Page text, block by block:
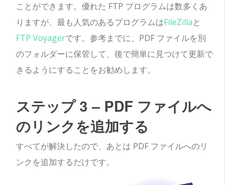
ことができます。優れた FTP プログラムは数多くあ
りますが、最も人気のあるプログラムはFileZillaと
FTP Voyagerです。参考までに、PDF ファイルを別
のフォルダーに保管して、後で簡単に見つけて更新で
きるようにすることをお勧めします。
ステップ 3 – PDF ファイルへ
のリンクを追加する
すべてが解決したので、あとは PDF ファイルへのリ
ンクを追加するだけです。